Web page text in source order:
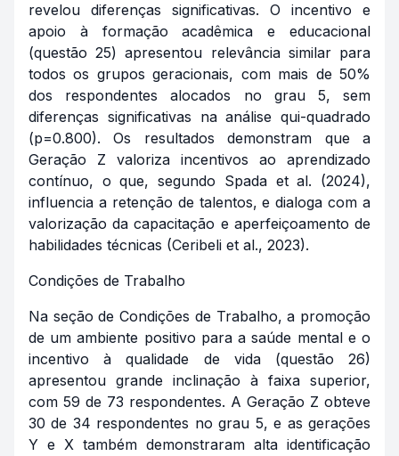
revelou diferenças significativas. O incentivo e
apoio à formação acadêmica e educacional
(questão 25) apresentou relevância similar para
todos os grupos geracionais, com mais de 50%
dos respondentes alocados no grau 5, sem
diferenças significativas na análise qui-quadrado
(p=0.800). Os resultados demonstram que a
Geração Z valoriza incentivos ao aprendizado
contínuo, o que, segundo Spada et al. (2024),
influencia a retenção de talentos, e dialoga com a
valorização da capacitação e aperfeiçoamento de
habilidades técnicas (Ceribeli et al., 2023).
Condições de Trabalho
Na seção de Condições de Trabalho, a promoção
de um ambiente positivo para a saúde mental e o
incentivo à qualidade de vida (questão 26)
apresentou grande inclinação à faixa superior,
com 59 de 73 respondentes. A Geração Z obteve
30 de 34 respondentes no grau 5, e as gerações
Y e X também demonstraram alta identificação